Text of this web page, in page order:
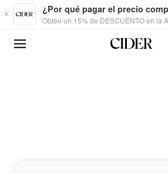
Skip to main content
¿Por qué pagar el precio
Obtén un 15% de DESCUENTO en la